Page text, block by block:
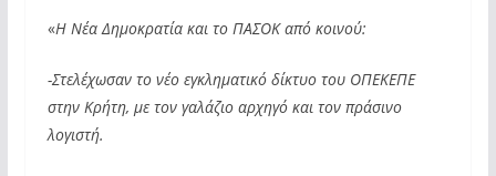
«Η Νέα Δημοκρατία και το ΠΑΣΟΚ από κοινού:
-Στελέχωσαν το νέο εγκληματικό δίκτυο του ΟΠΕΚΕΠΕ
στην Κρήτη, με τον γαλάζιο αρχηγό και τον πράσινο
λογιστή.